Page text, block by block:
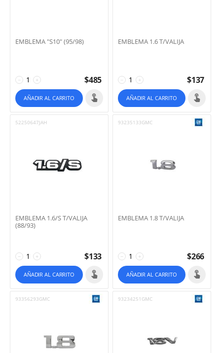
EMBLEMA "S10" (95/98)
+
− $485
AÑADIR AL CARRITO
EMBLEMA 1.6 T/VALIJA
+
− $137
AÑADIR AL CARRITO
52250647JAH
EMBLEMA 1.6/S T/VALIJA
(88/93)
+
− $133
AÑADIR AL CARRITO
93235133GMC
EMBLEMA 1.8 T/VALIJA
+
− $266
AÑADIR AL CARRITO
93356293GMC 93234251GMC